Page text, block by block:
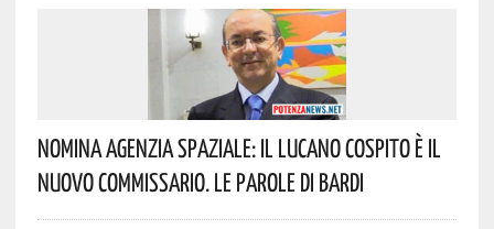
Nomina Agenzia Spaziale: Il Lucano Cospito È Il
Nuovo Commissario. Le Parole Di Bardi